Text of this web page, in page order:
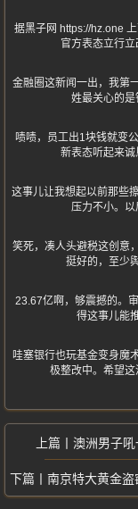
据黑子网 https://hz.one
官方表态立行立
金融圈这新闻一出，我第
姓最关心的是
啧啧，员工出1块钱就变
新表态听起来诚
这事儿让我想起以前那些
压力不小。以
笑死，凑人头避税这创意
挺好的，至少
23.67亿啊，够震撼的。
得这事儿能
哇塞银行也玩基金变身魔
极整改中。希望这
澳洲男子
南京特大黄金盗